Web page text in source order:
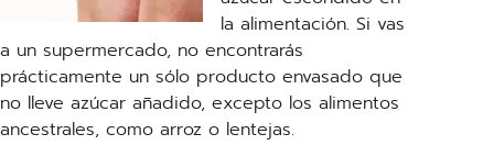
la alimentación. Si vas
a un supermercado, no encontrarás
prácticamente un sólo producto envasado que
no lleve azúcar añadido, excepto los alimentos
ancestrales, como arroz o lentejas.